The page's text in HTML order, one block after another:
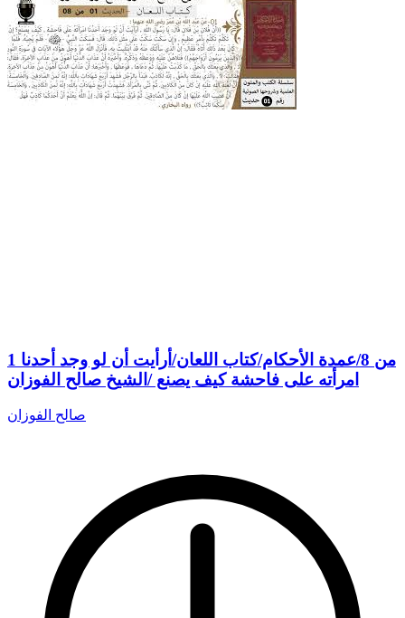
1 من 8/عمدة الأحكام/كتاب اللعان/أرأيت أن لو وجد أحدنا
امرأته على فاحشة كيف يصنع /الشيخ صالح الفوزان
صالح الفوزان